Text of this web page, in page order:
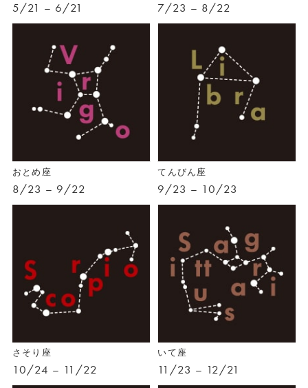
5/21 – 6/21 7/23 – 8/22
おとめ座
8/23 – 9/22
てんびん座
9/23 – 10/23
さそり座
10/24 – 11/22
いて座
11/23 – 12/21